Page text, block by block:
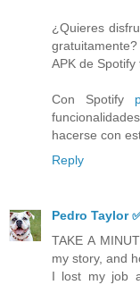
¿Quieres
APK de Spotify
Con Spotify
hacerse con
Reply
Pedro Taylor
TAKE A
my story, and
I lost my job